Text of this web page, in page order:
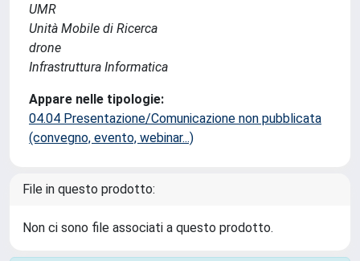
UMR
Unità Mobile di Ricerca
drone
Infrastruttura Informatica
Appare nelle tipologie:
04.04 Presentazione/Comunicazione non pubblicata
(convegno, evento, webinar...)
File in questo prodotto:
Non ci sono file associati a questo prodotto.